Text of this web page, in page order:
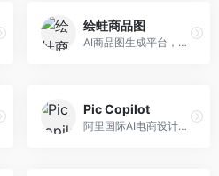
绘蛙商品图
AI商品图生成平台，支持模特换装和场景生成。面向电商卖家，提供商品上身效果展示、场景化商品图生成等服务，电商营销效果显著。
Pic Copilot
阿里国际AI电商设计工具，专注于跨境电商。面向跨境电商卖家，提供商品图优化、营销海报生成、多语言适配等服务，海外市场适配性强。